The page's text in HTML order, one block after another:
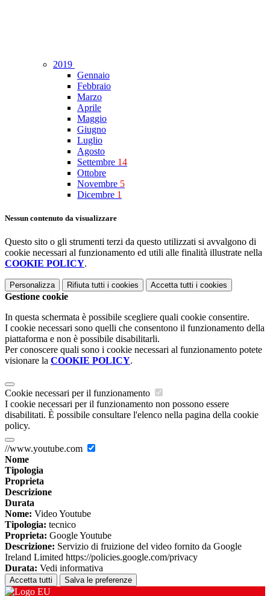
2019
Gennaio
Febbraio
Marzo
Aprile
Maggio
Giugno
Luglio
Agosto
Settembre 14
Ottobre
Novembre 5
Dicembre 1
Nessun contenuto da visualizzare
Questo sito o gli strumenti terzi da questo utilizzati si avvalgono di
cookie necessari al funzionamento ed utili alle finalità illustrate nella
COOKIE POLICY.
Personalizza Rifiuta tutti i cookies Accetta tutti i cookies
Gestione cookie
In questa schermata è possibile scegliere quali cookie consentire.
I cookie necessari sono quelli che consentono il funzionamento della
piattaforma e non è possibile disabilitarli.
Per conoscere quali sono i cookie necessari al funzionamento potete
visionare la COOKIE POLICY.
Cookie necessari per il funzionamento
I cookie necessari per il funzionamento non possono essere
disabilitati. È possibile consultare l'elenco nella pagina della cookie
policy.
//www.youtube.com
Nome
Tipologia
Proprieta
Descrizione
Durata
Nome: Video Youtube
Tipologia: tecnico
Proprieta: Google Youtube
Descrizione: Servizio di fruizione del video fornito da Google
Ireland Limited https://policies.google.com/privacy
Durata: Vedi informativa
Accetta tutti Salva le preferenze